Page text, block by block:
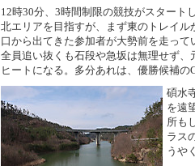
12時30分、3時間制限の競技がスタート
北エリアを目指すが、まず東のトレイ
口から出てきた参加者が大勢前を走っ
全員追い抜くも石段や急坂は無理せず
ヒートになる。多分あれは、優勝候補の
碩水
を遠
所も
ラス
うや